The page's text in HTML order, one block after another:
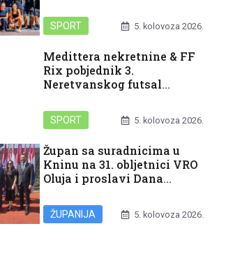
prvenstvo
SPORT 5. kolovoza 2026.
Medittera nekretnine & FF
Rix pobjednik 3.
Neretvanskog futsal
SPORT 5. kolovoza 2026.
Župan sa suradnicima u
Kninu na 31. obljetnici VRO
Oluja i proslavi Dana
zahvalnosti i Dana
hrvatskih branitelja
ŽUPANIJA 5. kolovoza 2026.